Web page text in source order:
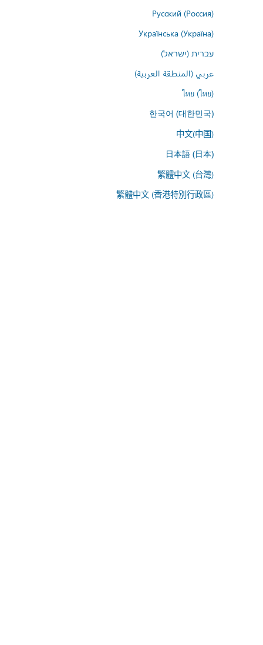
Русский (Россия)
Українська (Україна)
עברית (ישראל)
عربي (المنطقة العربية)
ไทย (ไทย)
한국어 (대한민국)
中文(中国)
日本語 (日本)
繁體中文 (台灣)
繁體中文 (香港特別行政區)